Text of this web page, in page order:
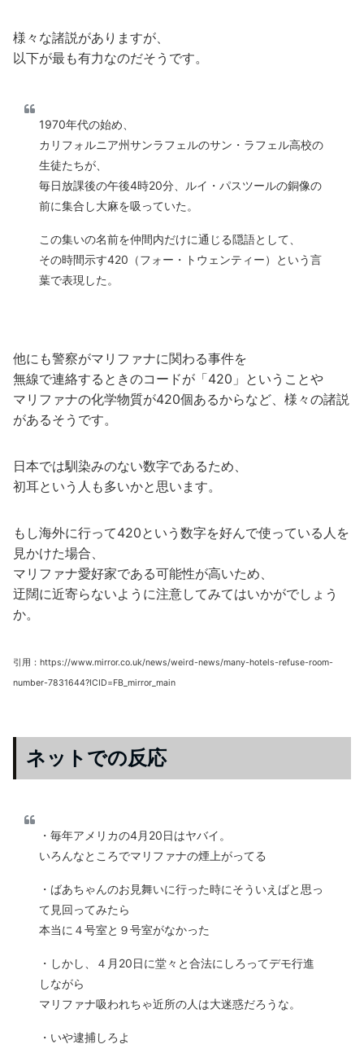
様々な諸説がありますが、
以下が最も有力なのだそうです。
1970年代の始め、
カリフォルニア州サンラフェルのサン・ラフェル高校の
生徒たちが、
毎日放課後の午後4時20分、ルイ・パスツールの銅像の
前に集合し大麻を吸っていた。
この集いの名前を仲間内だけに通じる隠語として、
その時間示す420（フォー・トウェンティー）という言
葉で表現した。
他にも警察がマリファナに関わる事件を
無線で連絡するときのコードが「420」ということや
マリファナの化学物質が420個あるからなど、様々の諸説
があるそうです。
日本では馴染みのない数字であるため、
初耳という人も多いかと思います。
もし海外に行って420という数字を好んで使っている人を
見かけた場合、
マリファナ愛好家である可能性が高いため、
迂闊に近寄らないように注意してみてはいかがでしょう
か。
引用：https://www.mirror.co.uk/news/weird-news/many-hotels-refuse-room-
number-7831644?ICID=FB_mirror_main
ネットでの反応
・毎年アメリカの4月20日はヤバイ。
いろんなところでマリファナの煙上がってる
・ばあちゃんのお見舞いに行った時にそういえばと思っ
て見回ってみたら
本当に４号室と９号室がなかった
・しかし、４月20日に堂々と合法にしろってデモ行進
しながら
マリファナ吸われちゃ近所の人は大迷惑だろうな。
・いや逮捕しろよ